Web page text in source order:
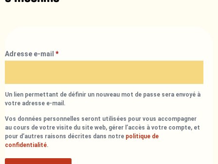
Adresse e-mail *
Un lien permettant de définir un nouveau mot de passe sera envoyé à
votre adresse e-mail.
Vos données personnelles seront utilisées pour vous accompagner
au cours de votre visite du site web, gérer l’accès à votre compte, et
pour d’autres raisons décrites dans notre politique de
confidentialité.